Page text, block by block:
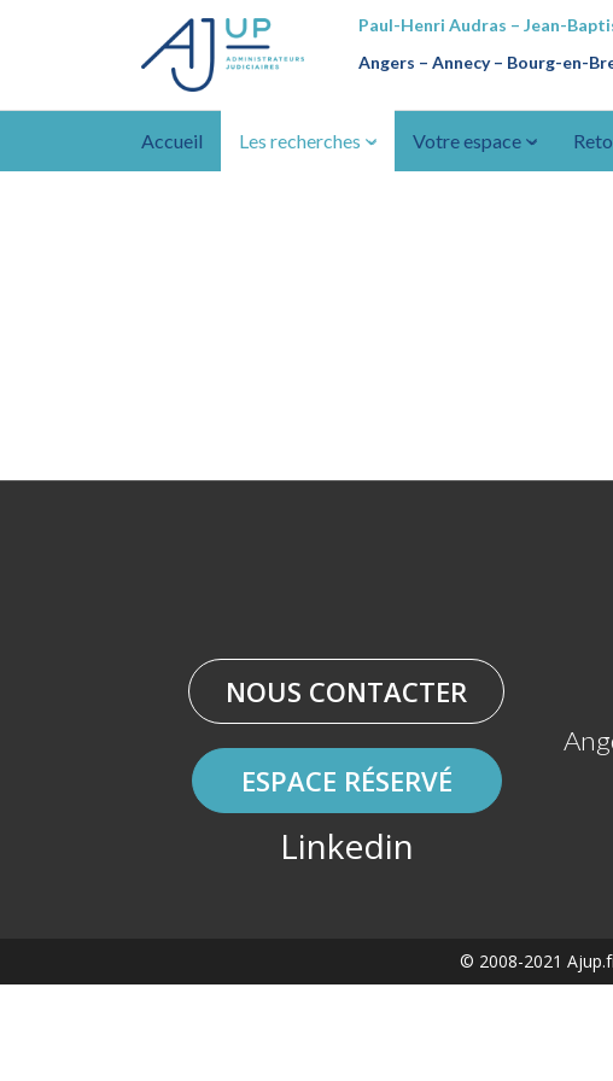
Paul-Henri Audras – Jean-
Angers – Annecy– Bourg-en-
Accueil Les recherches Votre espace
NOUS CONTACTER
ESPACE RÉSERVÉ
Linkedin
© 2008-2021